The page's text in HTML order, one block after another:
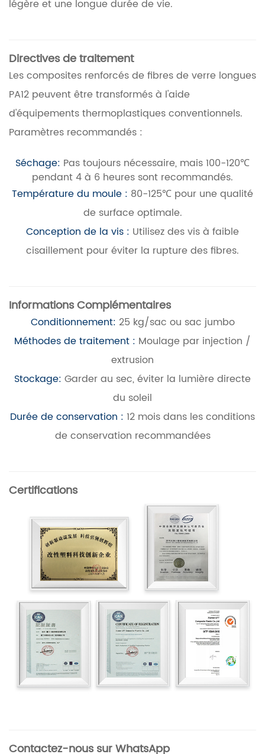
légère et une longue durée de vie.
Directives de traitement
Les composites renforcés de fibres de verre longues
PA12 peuvent être transformés à l'aide
d'équipements thermoplastiques conventionnels.
Paramètres recommandés :
Séchage: Pas toujours nécessaire, mais 100-120℃
pendant 4 à 6 heures sont recommandés.
Température du moule : 80-125℃ pour une qualité
de surface optimale.
Conception de la vis : Utilisez des vis à faible
cisaillement pour éviter la rupture des fibres.
Informations Complémentaires
Conditionnement: 25 kg/sac ou sac jumbo
Méthodes de traitement : Moulage par injection /
extrusion
Stockage: Garder au sec, éviter la lumière directe
du soleil
Durée de conservation : 12 mois dans les conditions
de conservation recommandées
Certifications
Contactez-nous sur WhatsApp